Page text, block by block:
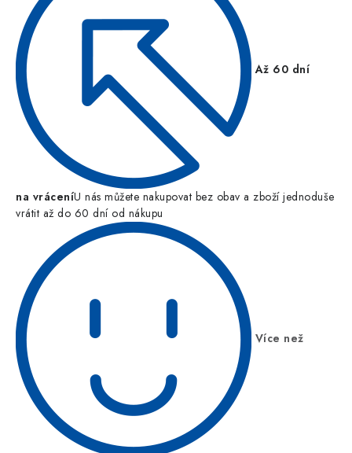
Až 60 dní
na vráceníU nás můžete nakupovat bez obav a zboží jednoduše
vrátit až do 60 dní od nákupu
Více než